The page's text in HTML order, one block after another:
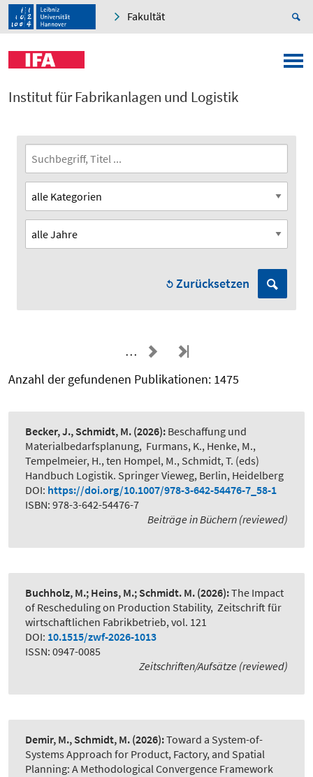
Fakultät
Institut für Fabrikanlagen und Logistik
Zurücksetzen
…
Anzahl der gefundenen Publikationen: 1475
Becker, J., Schmidt, M. (2026): Beschaffung und
Materialbedarfsplanung, Furmans, K., Henke, M.,
Tempelmeier, H., ten Hompel, M., Schmidt, T. (eds)
Handbuch Logistik. Springer Vieweg, Berlin, Heidelberg
DOI: https://doi.org/10.1007/978-3-642-54476-7_58-1
ISBN: 978-3-642-54476-7
Beiträge in Büchern (reviewed)
Buchholz, M.; Heins, M.; Schmidt. M. (2026):The Impact
of Rescheduling on Production Stability, Zeitschrift für
wirtschaftlichen Fabrikbetrieb, vol. 121
DOI: 10.1515/zwf-2026-1013
ISSN: 0947-0085
Zeitschriften/Aufsätze (reviewed)
Demir, M., Schmidt, M. (2026):Toward a System-of-
Systems Approach for Product, Factory, and Spatial
Planning: A Methodological Convergence Framework